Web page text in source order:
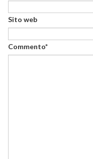
Sito web
Commento*